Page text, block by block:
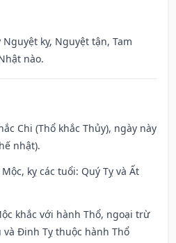
kỵ, Nguyệt tận, Tam
nào.
Chi (Thổ khắc Thủy), ngày này
nhật).
kỵ các tuổi: Quý Tỵ và Ất
khắc với hành Thổ, ngoại trừ
và Đinh Tỵ thuộc hành Thổ